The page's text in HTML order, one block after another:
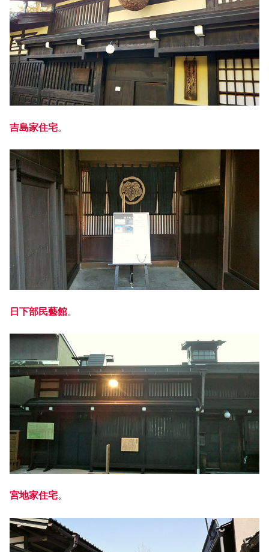
吉島家住宅。
日下部民藝館。
宮地家住宅。